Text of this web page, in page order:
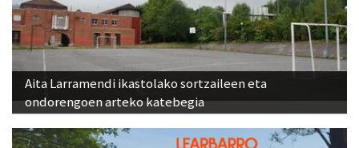
Aita Larramendi ikastolako sortzaileen eta
ondorengoen arteko katebegia